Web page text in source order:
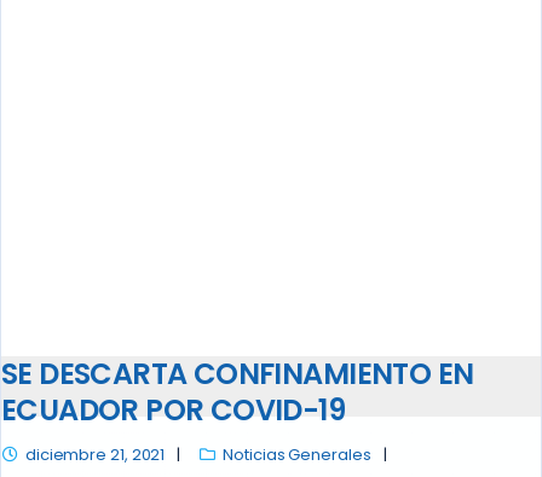
SE DESCARTA CONFINAMIENTO EN
ECUADOR POR COVID-19
diciembre 21, 2021 Noticias Generales